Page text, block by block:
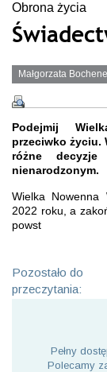
Obrona życia
Małgorzata
Podejmij
przeciwko życiu.
różne decyzje
nienarodzonym.
Wielka Nowenna
2022 roku, a
powst
Pozostało do
przeczytania:
Pełny
Polecamy